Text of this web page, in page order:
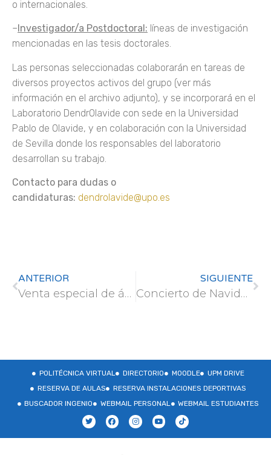
o internacionales.
– Investigador/a Postdoctoral: líneas de investigación
mencionadas en las tesis doctorales.
Las personas seleccionadas colaborarán en tareas de
diversos proyectos activos del grupo (ver más
información en el archivo adjunto), y se incorporará en el
Laboratorio DendrOlavide con sede en la Universidad
Pablo de Olavide, y en colaboración con la Universidad
de Sevilla donde los responsables del laboratorio
desarrollan su trabajo.
Contacto para dudas o
candidaturas: dendrolavide@upo.es
ANTERIOR
Venta especial de árboles ibéricos – 2023
SIGUIENTE
Concierto de Navidad – Conmemoración 40 aniversario Coro UPM
POLITÉCNICA VIRTUAL DIRECTORIO MOODLE
UPM DRIVE
RESERVA DE AULAS
RESERVA INSTALACIONES DEPORTIVAS
BUSCADOR INGENIO
WEBMAIL PERSONAL WEBMAIL ESTUDIANTES